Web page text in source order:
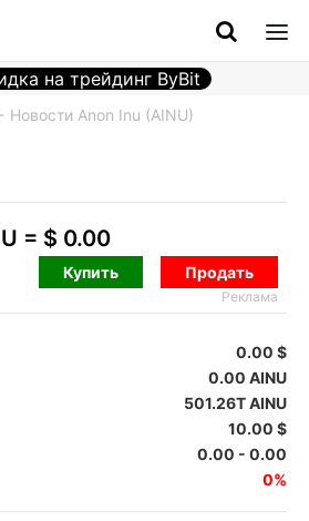
на трейдинг ByBit
Новости Anon Inu (AINU)
= $ 0.00
Купить Продать
Реклама
0.00 $
0.00 AINU
501.26T AINU
10.00 $
0.00 - 0.00
0%